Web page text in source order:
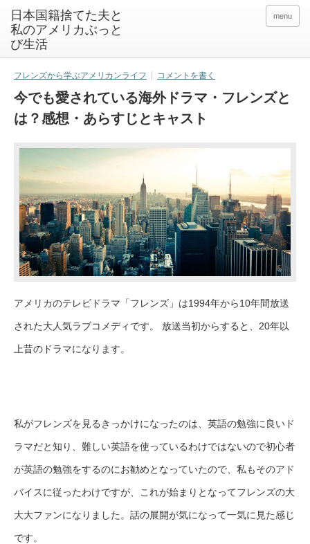
日本国籍捨てた夫と
私のアメリカぶっと
び生活
menu
フレンズから学ぶアメリカンライフ コメントを書く
今でも愛されている海外ドラマ・フレンズと
は？感想・あらすじとキャスト
アメリカのテレビドラマ「フレンズ」は1994年から10年間放送
された大人気ラブコメディです。 放送当初からすると、20年以
上昔のドラマになります。
私がフレンズを見るきっかけになったのは、英語の勉強に良いド
ラマだと知り、難しい英語を使っているわけではないので初心者
が英語の勉強をするのにお勧めとなっていたので、私もそのアド
バイスに従ったわけですが、これが始まりとなってフレンズの大
大大ファンになりました。話の展開が気になって一気に見た感じ
です。